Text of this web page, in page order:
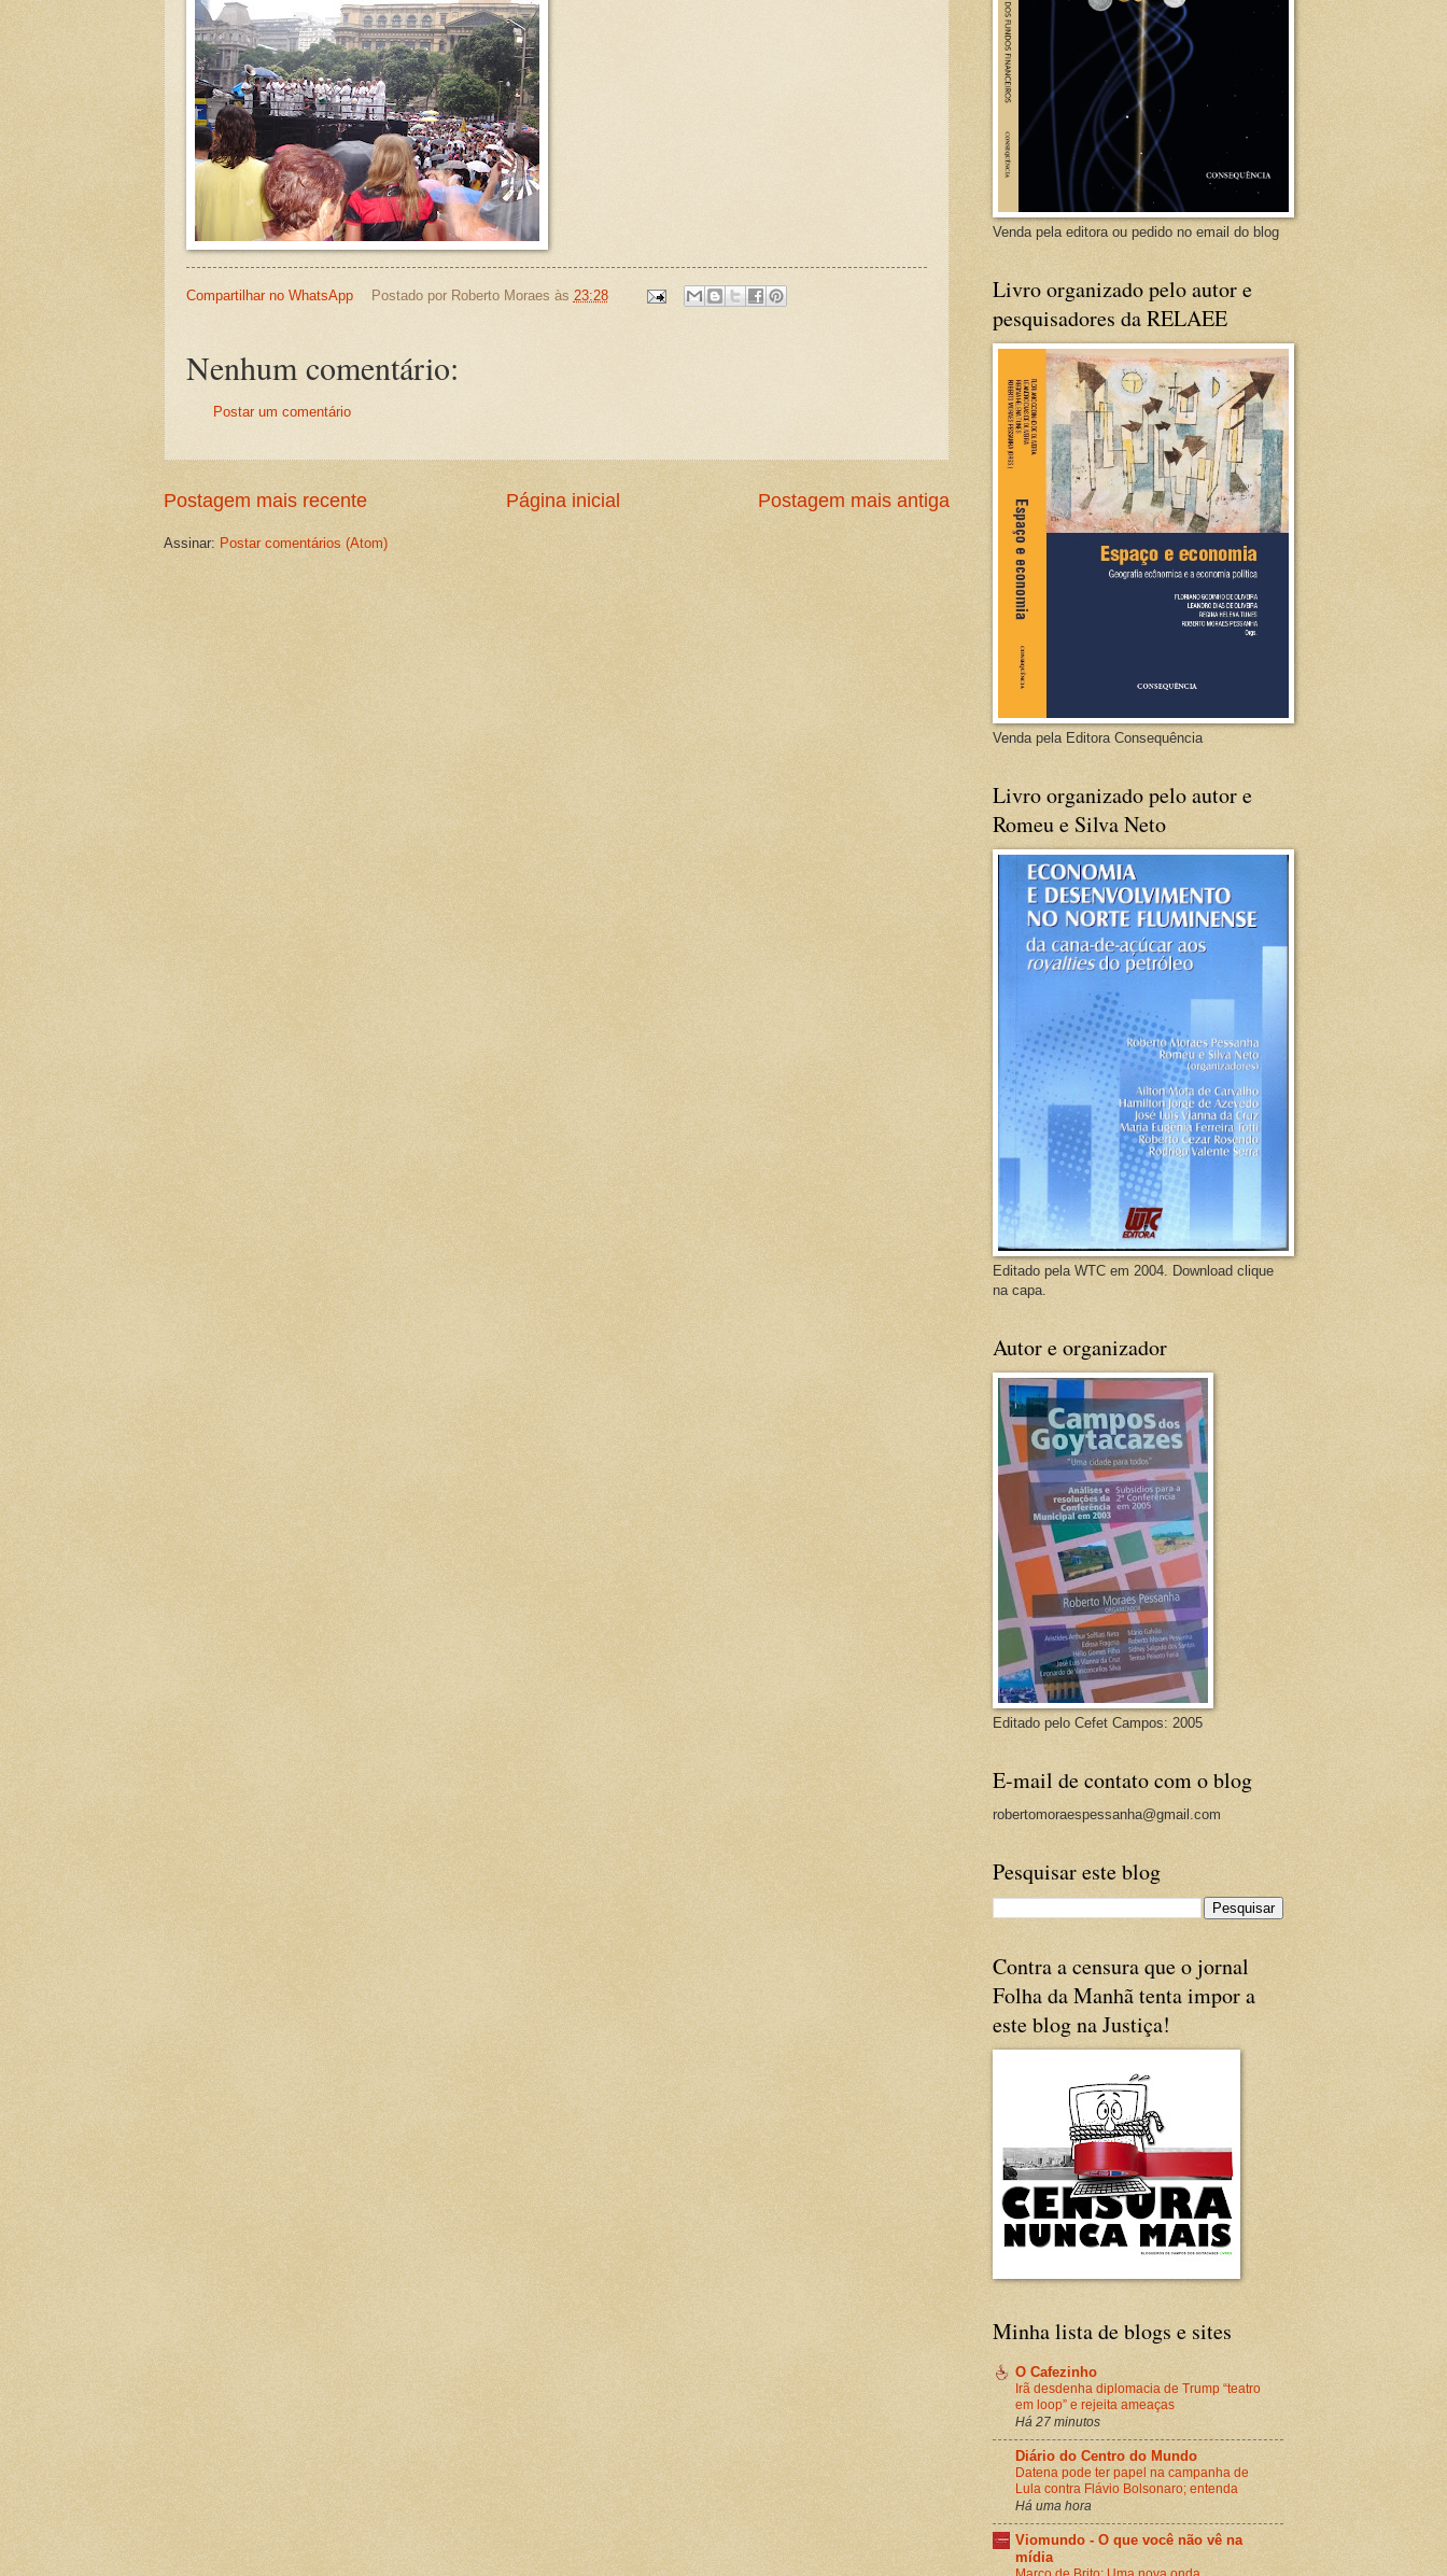
Compartilhar no WhatsApp Postado por Roberto Moraes às 23:28
Nenhum comentário:
Postar um comentário
Postagem mais recente Postagem mais antiga
Página inicial
Assinar: Postar comentários (Atom)
Venda pela editora ou pedido no email do blog
Livro organizado pelo autor e
pesquisadores da RELAEE
Venda pela Editora Consequência
Livro organizado pelo autor e
Romeu e Silva Neto
Editado pela WTC em 2004. Download clique
na capa.
Autor e organizador
Editado pelo Cefet Campos: 2005
E-mail de contato com o blog
robertomoraespessanha@gmail.com
Pesquisar este blog
Contra a censura que o jornal
Folha da Manhã tenta impor a
este blog na Justiça!
Minha lista de blogs e sites
O Cafezinho
Irã desdenha diplomacia de Trump “teatro
em loop” e rejeita ameaças
Há 27 minutos
Diário do Centro do Mundo
Datena pode ter papel na campanha de
Lula contra Flávio Bolsonaro; entenda
Há uma hora
Viomundo - O que você não vê na
mídia